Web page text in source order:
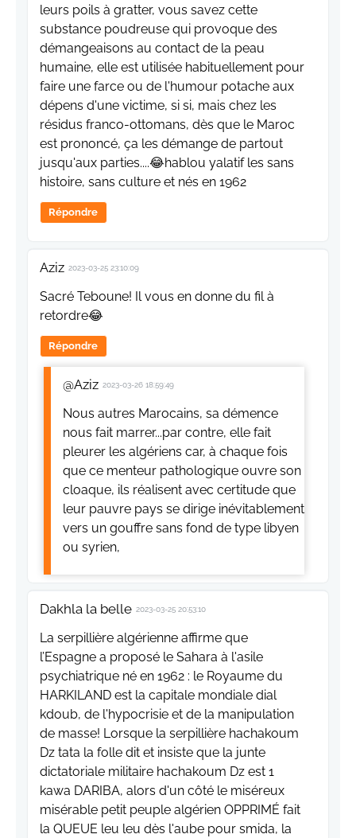
leurs poils à gratter, vous savez cette
substance poudreuse qui provoque des
démangeaisons au contact de la peau
humaine, elle est utilisée habituellement pour
faire une farce ou de l'humour potache aux
dépens d'une victime, si si, mais chez les
résidus franco-ottomans, dès que le Maroc
est prononcé, ça les démange de partout
jusqu'aux parties....😂hablou yalatif les sans
histoire, sans culture et nés en 1962
Répondre
Aziz 2023-03-25 23:10:09
Sacré Teboune! Il vous en donne du fil à
retordre😂
Répondre
@Aziz 2023-03-26 18:59:49
Nous autres Marocains, sa démence
nous fait marrer...par contre, elle fait
pleurer les algériens car, à chaque fois
que ce menteur pathologique ouvre son
cloaque, ils réalisent avec certitude que
leur pauvre pays se dirige inévitablement
vers un gouffre sans fond de type libyen
ou syrien,
Dakhla la belle 2023-03-25 20:53:10
La serpillière algérienne affirme que
l’Espagne a proposé le Sahara à l'asile
psychiatrique né en 1962 : le Royaume du
HARKILAND est la capitale mondiale dial
kdoub, de l'hypocrisie et de la manipulation
de masse! Lorsque la serpillière hachakoum
Dz tata la folle dit et insiste que la junte
dictatoriale militaire hachakoum Dz est 1
kawa DARIBA, alors d'un côté le miséreux
misérable petit peuple algérien OPPRIMÉ fait
la QUEUE leu leu dès l'aube pour smida, la